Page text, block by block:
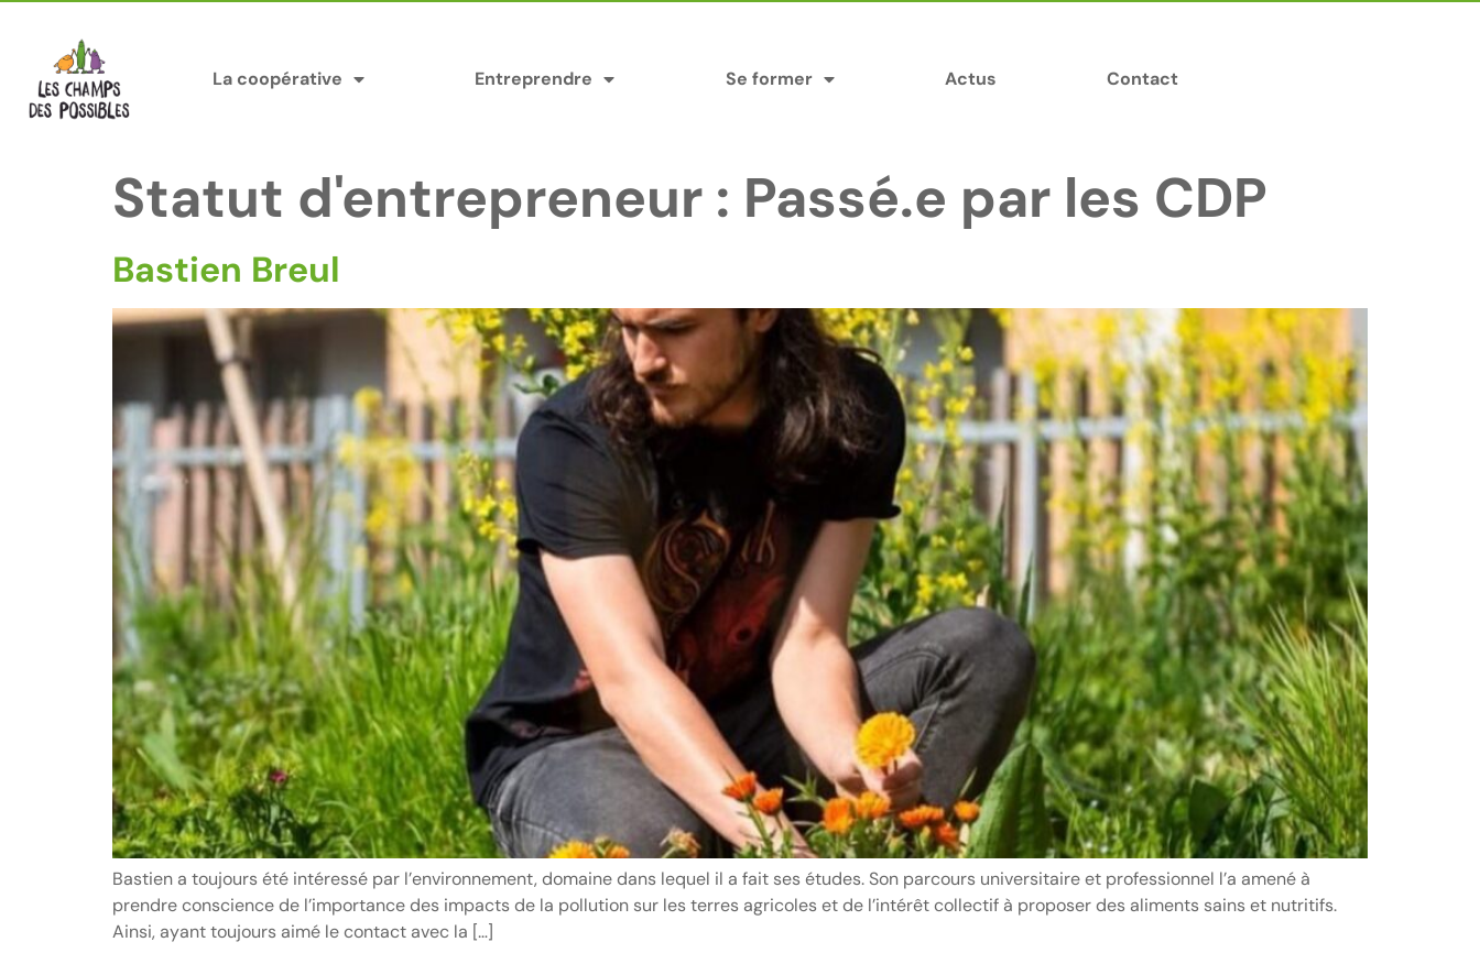
La coopérative Entreprendre Se former Actus Contact
Statut d'entrepreneur : Passé.e par les CDP
Bastien Breul
Bastien a toujours été intéressé par l’environnement, domaine dans lequel il a fait ses études. Son parcours universitaire et professionnel l’a amené à
prendre conscience de l’importance des impacts de la pollution sur les terres agricoles et de l’intérêt collectif à proposer des aliments sains et nutritifs.
Ainsi, ayant toujours aimé le contact avec la […]